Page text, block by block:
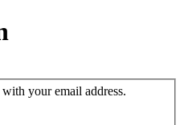
your email address.